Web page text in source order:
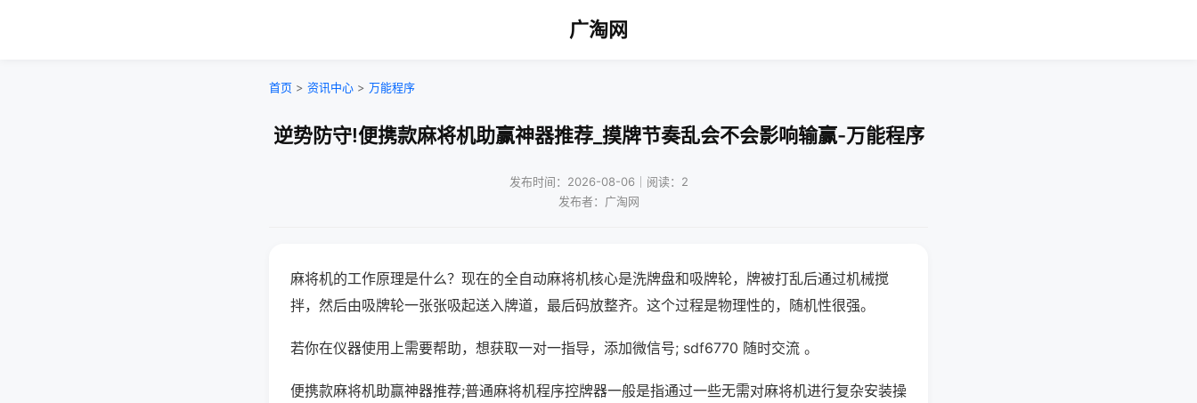
广淘网
首页 > 资讯中心 > 万能程序
逆势防守!便携款麻将机助赢神器推荐_摸牌节奏乱会不会影响输赢-万能程序
发布时间：2026-08-06｜阅读：2
发布者：广淘网
麻将机的工作原理是什么？现在的全自动麻将机核心是洗牌盘和吸牌轮，牌被打乱后通过机械搅
拌，然后由吸牌轮一张张吸起送入牌道，最后码放整齐。这个过程是物理性的，随机性很强。
若你在仪器使用上需要帮助，想获取一对一指导，添加微信号; sdf6770 随时交流 。
便携款麻将机助赢神器推荐;普通麻将机程序控牌器一般是指通过一些无需对麻将机进行复杂安装操